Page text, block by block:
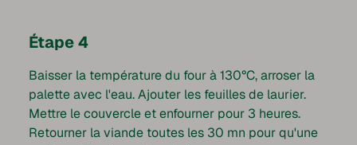
Étape 4
Baisser la température du four à 130°C, arroser la
palette avec l'eau. Ajouter les feuilles de laurier.
Mettre le couvercle et enfourner pour 3 heures.
Retourner la viande toutes les 30 mn pour qu'une